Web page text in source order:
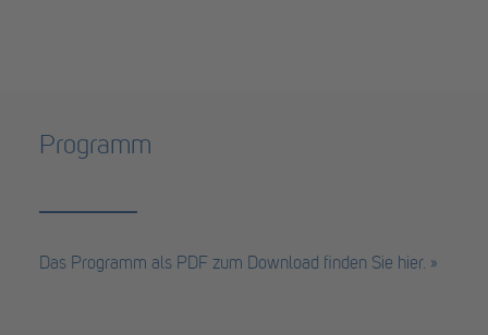
Programm
Das Programm als PDF zum Download finden Sie hier. »